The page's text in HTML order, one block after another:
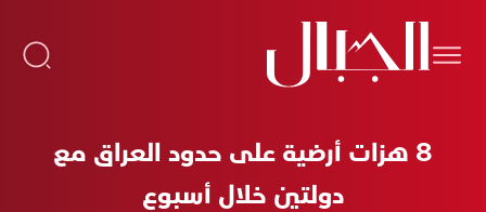
8 هزات أرضية على حدود العراق مع
دولتين خلال أسبوع